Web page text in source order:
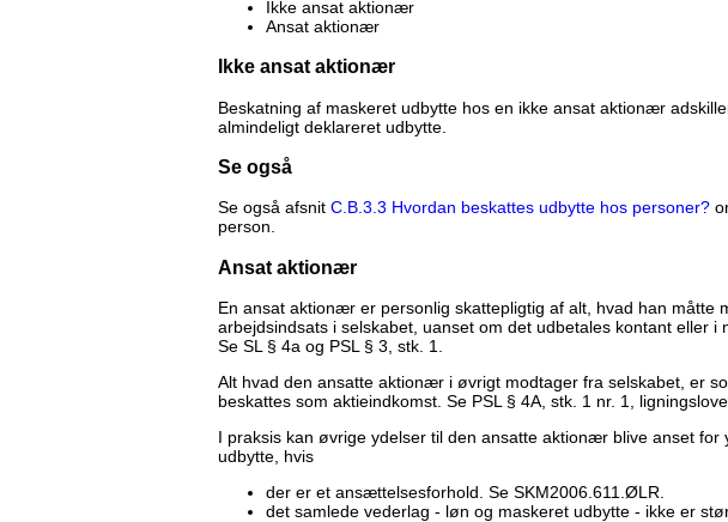
Ikke ansat aktionær
Ansat aktionær
Ikke ansat aktionær
Beskatning af maskeret udbytte hos en ikke ansat aktionær
almindeligt deklareret udbytte.
Se også
Se også afsnit C.B.3.3 Hvordan beskattes udbytte hos personer?
person.
Ansat aktionær
En ansat aktionær er personlig skattepligtig af alt, hvad han måtte
arbejdsindsats i selskabet, uanset om det udbetales kontant eller i
Se SL § 4a og PSL § 3, stk. 1.
Alt hvad den ansatte aktionær i øvrigt modtager fra selskabet, er
beskattes som aktieindkomst. Se PSL § 4A, stk. 1 nr. 1,
I praksis kan øvrige ydelser til den ansatte aktionær blive anset
udbytte, hvis
der er et ansættelsesforhold. Se SKM2006.611.ØLR.
det samlede vederlag - løn og maskeret udbytte - ikke er